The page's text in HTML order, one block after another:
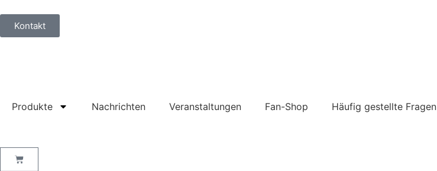
Kontakt
Produkte Nachrichten Veranstaltungen Fan-Shop Häufig gestellte Fragen